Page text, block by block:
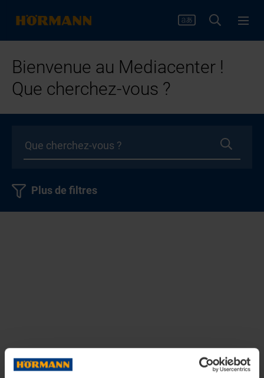
Bienvenue au Mediacenter !
Que cherchez-vous ?
Plus de filtres